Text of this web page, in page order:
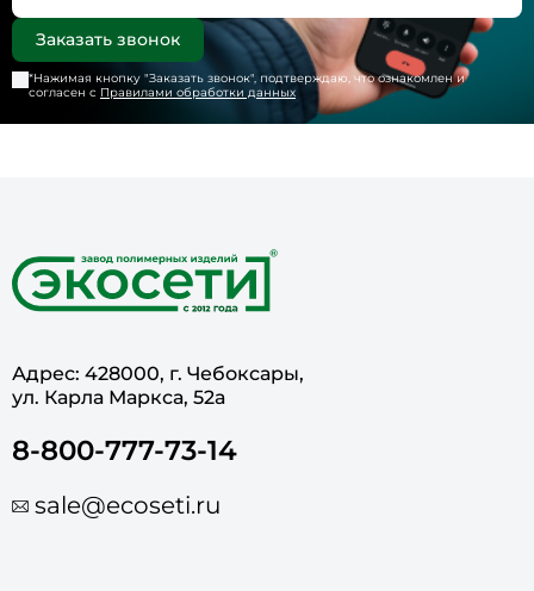
*Нажимая кнопку "Заказать звонок", подтверждаю, что ознакомлен и
согласен с Правилами обработки данных
Адрес: 428000, г. Чебоксары,
ул. Карла Маркса, 52а
8-800-777-73-14
sale@ecoseti.ru